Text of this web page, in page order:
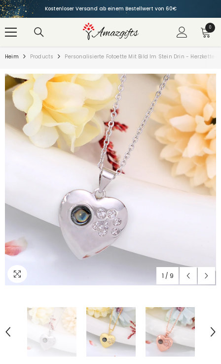
Kostenloser Versand ab einem Bestellwert von 60€
00
Artikel
Heim Products Personalisierte Fotoette Mit Bild Im Stein Drin - Herzkette
1 / 9